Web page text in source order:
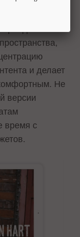
и делает
Не
версии
время с